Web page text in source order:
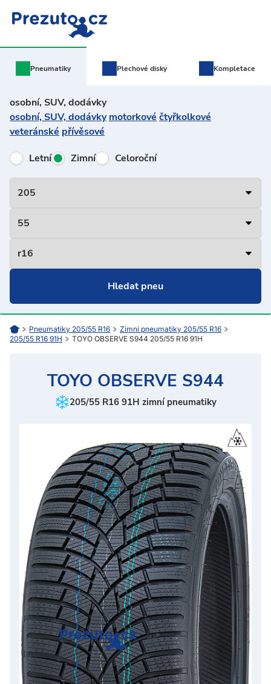
Pneumatiky Plechovédisky Kompletace
osobní, SUV, dodávky
osobní, SUV, dodávky motorkové čtyřkolkové
veteránské přívěsové
Letní
Zimní Celoroční
Pneumatiky 205/55 R16
Zimní pneumatiky 205/55 R16
205/55 R16 91H
TOYO OBSERVE S944 205/55 R16 91H
TOYO OBSERVE S944
205/55 R16 91H zimní pneumatiky